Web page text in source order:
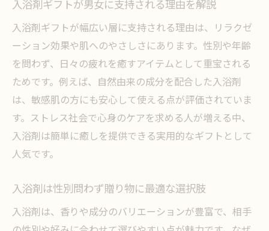
介
入浴剤選びで迷わない男女向けプレゼント術
入浴剤選びで性別を問わず喜ばれるコツ
男女向け入浴剤プレゼントの選び方ガイド
入浴剤ブランドごとのおすすめポイント解
おしゃれな入浴剤ギフトの選び方と工夫
へ
リラックス効果が高い入浴剤で大切な人へ癒し
を
入浴剤ギフトが男女に支持される理由を解説
入浴剤ギフトが幅広い層に支持される理由は、リラクゼ
ーション効果や肌へのやさしさにあります。性別や年齢
を問わず、日々の疲れを癒すアイテムとして重宝される
ためです。例えば、自然由来の成分を配合した入浴剤
は、敏感肌の方にも安心して使える点が評価されていま
す。ストレス社会で心身のケアを求める人が増える中、
入浴剤は簡単に癒しを提供できる実用的なギフトとして
人気です。
入浴剤は性別問わず贈り物に最適な選択肢
入浴剤は、香りや成分のバリエーションが豊富で、相手